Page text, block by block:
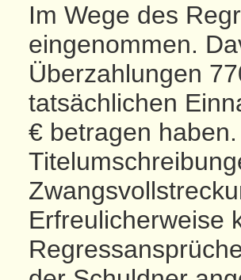
Im Wege des
eingenommen.
Überzahlungen
tatsächlichen
€ betragen
Erfreulicherweise